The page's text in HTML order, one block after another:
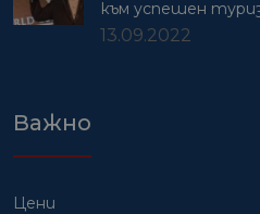
към успешен
13.09.2022
Важно
Цени